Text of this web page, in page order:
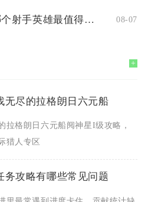
英雄联盟手游中哪个射手英雄最值得使用 08-07
+
无尽的拉格朗日六元船
拉格朗日六元船阋神星I级攻略，
猎人专区
务攻略有哪些常见问题